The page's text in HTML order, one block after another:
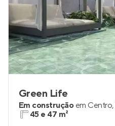
Green Life
Em construção em Centro,
45 e 47 m²